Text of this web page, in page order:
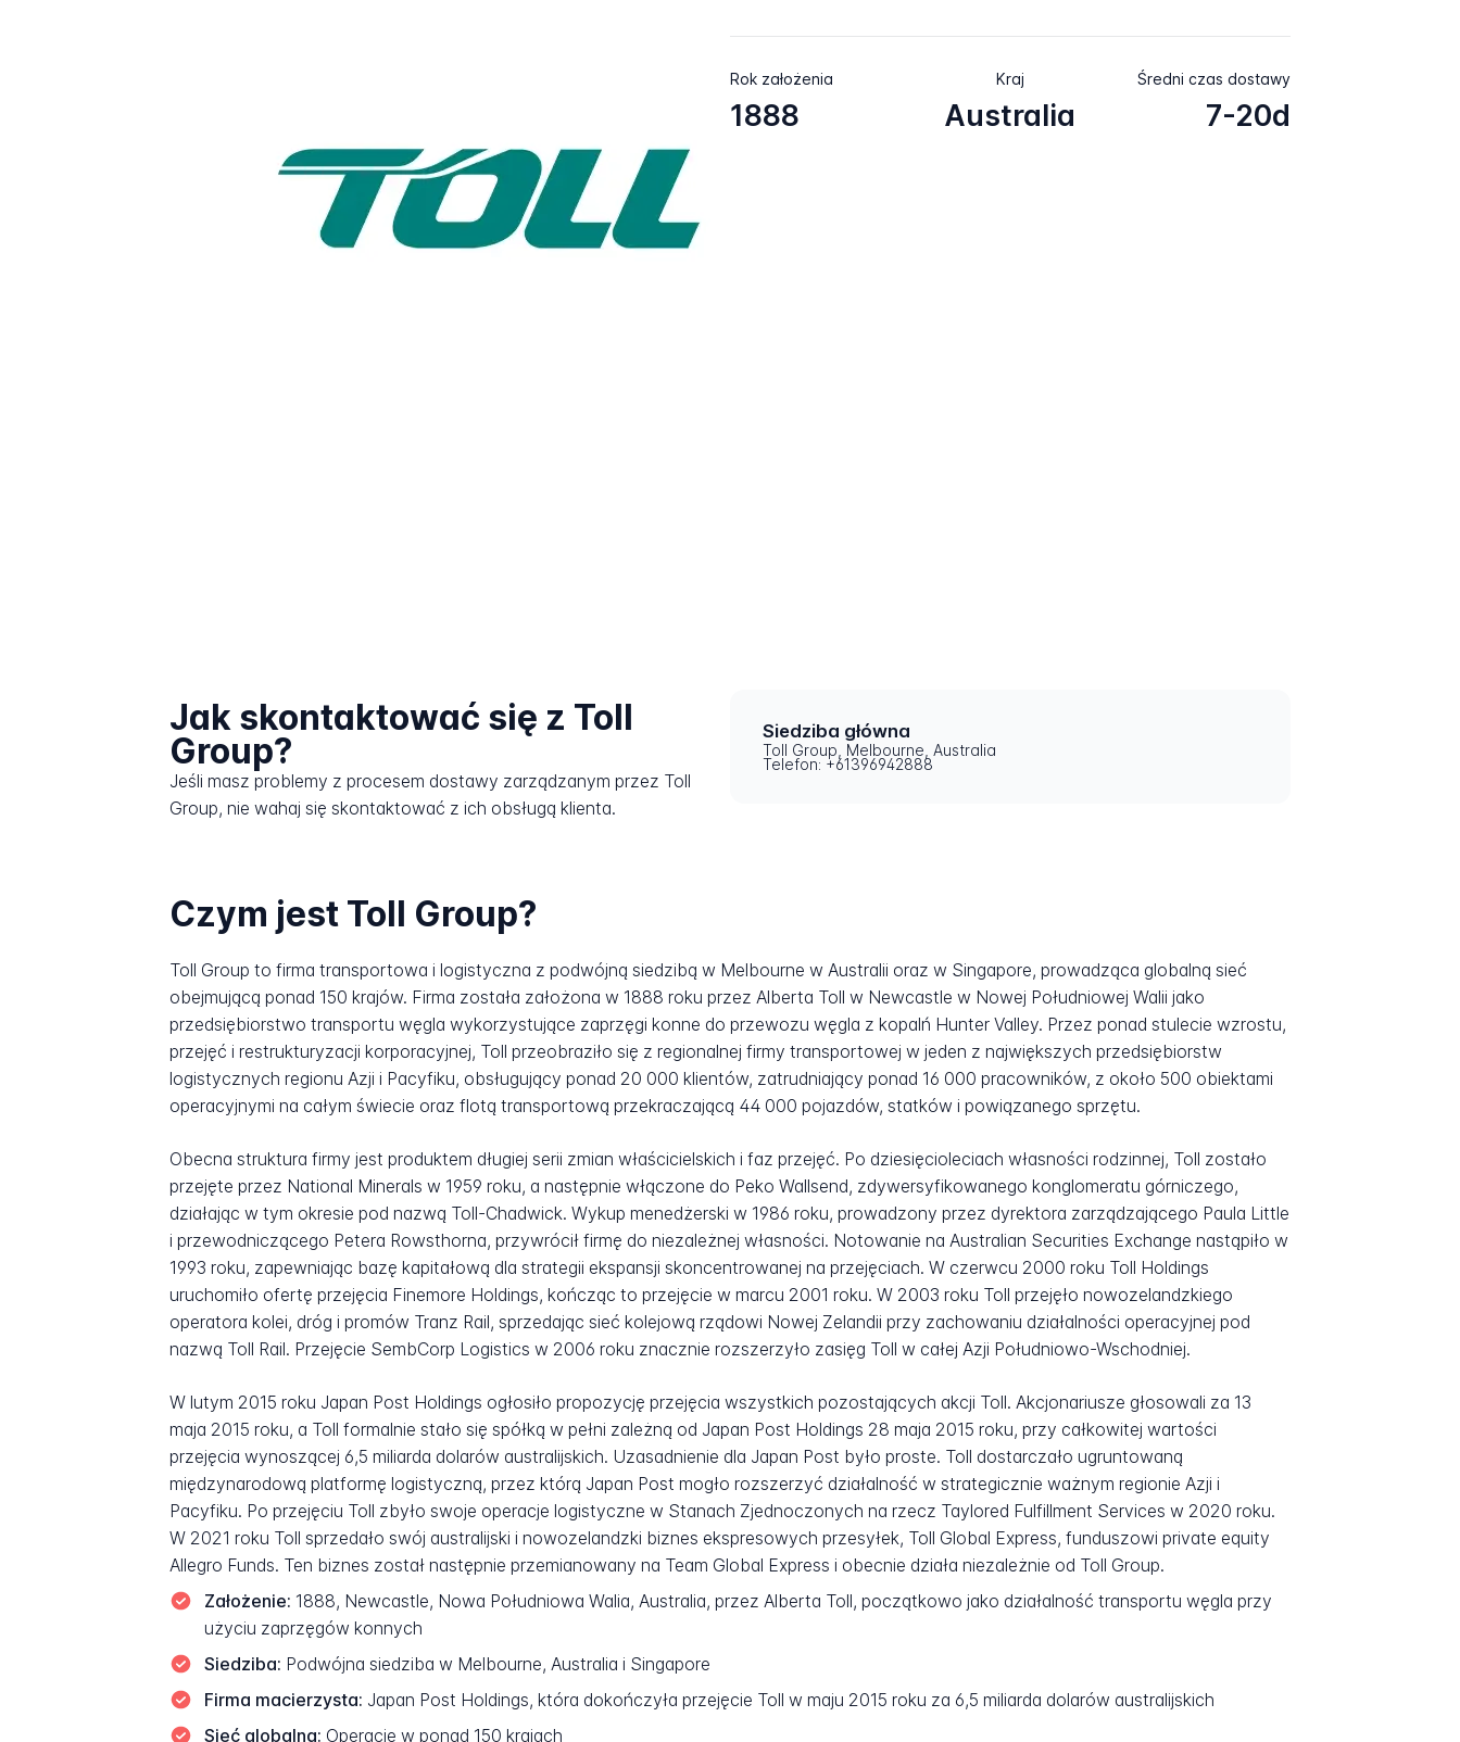
Rok założenia
1888
Kraj
Australia
Średni czas dostawy
7-20d
Jak skontaktować się z Toll
Group?
Jeśli masz problemy z procesem dostawy zarządzanym przez Toll
Group, nie wahaj się skontaktować z ich obsługą klienta.
Siedziba główna
Toll Group, Melbourne, Australia
Telefon: +61396942888
Czym jest Toll Group?
Toll Group to firma transportowa i logistyczna z podwójną siedzibą w Melbourne w Australii oraz w Singapore, prowadząca globalną sieć
obejmującą ponad 150 krajów. Firma została założona w 1888 roku przez Alberta Toll w Newcastle w Nowej Południowej Walii jako
przedsiębiorstwo transportu węgla wykorzystujące zaprzęgi konne do przewozu węgla z kopalń Hunter Valley. Przez ponad stulecie wzrostu,
przejęć i restrukturyzacji korporacyjnej, Toll przeobraziło się z regionalnej firmy transportowej w jeden z największych przedsiębiorstw
logistycznych regionu Azji i Pacyfiku, obsługujący ponad 20 000 klientów, zatrudniający ponad 16 000 pracowników, z około 500 obiektami
operacyjnymi na całym świecie oraz flotą transportową przekraczającą 44 000 pojazdów, statków i powiązanego sprzętu.
Obecna struktura firmy jest produktem długiej serii zmian właścicielskich i faz przejęć. Po dziesięcioleciach własności rodzinnej, Toll zostało
przejęte przez National Minerals w 1959 roku, a następnie włączone do Peko Wallsend, zdywersyfikowanego konglomeratu górniczego,
działając w tym okresie pod nazwą Toll-Chadwick. Wykup menedżerski w 1986 roku, prowadzony przez dyrektora zarządzającego Paula Little
i przewodniczącego Petera Rowsthorna, przywrócił firmę do niezależnej własności. Notowanie na Australian Securities Exchange nastąpiło w
1993 roku, zapewniając bazę kapitałową dla strategii ekspansji skoncentrowanej na przejęciach. W czerwcu 2000 roku Toll Holdings
uruchomiło ofertę przejęcia Finemore Holdings, kończąc to przejęcie w marcu 2001 roku. W 2003 roku Toll przejęło nowozelandzkiego
operatora kolei, dróg i promów Tranz Rail, sprzedając sieć kolejową rządowi Nowej Zelandii przy zachowaniu działalności operacyjnej pod
nazwą Toll Rail. Przejęcie SembCorp Logistics w 2006 roku znacznie rozszerzyło zasięg Toll w całej Azji Południowo-Wschodniej.
W lutym 2015 roku Japan Post Holdings ogłosiło propozycję przejęcia wszystkich pozostających akcji Toll. Akcjonariusze głosowali za 13
maja 2015 roku, a Toll formalnie stało się spółką w pełni zależną od Japan Post Holdings 28 maja 2015 roku, przy całkowitej wartości
przejęcia wynoszącej 6,5 miliarda dolarów australijskich. Uzasadnienie dla Japan Post było proste. Toll dostarczało ugruntowaną
międzynarodową platformę logistyczną, przez którą Japan Post mogło rozszerzyć działalność w strategicznie ważnym regionie Azji i
Pacyfiku. Po przejęciu Toll zbyło swoje operacje logistyczne w Stanach Zjednoczonych na rzecz Taylored Fulfillment Services w 2020 roku.
W 2021 roku Toll sprzedało swój australijski i nowozelandzki biznes ekspresowych przesyłek, Toll Global Express, funduszowi private equity
Allegro Funds. Ten biznes został następnie przemianowany na Team Global Express i obecnie działa niezależnie od Toll Group.
Założenie: 1888, Newcastle, Nowa Południowa Walia, Australia, przez Alberta Toll, początkowo jako działalność transportu węgla przy
użyciu zaprzęgów konnych
Siedziba: Podwójna siedziba w Melbourne, Australia i Singapore
Firma macierzysta: Japan Post Holdings, która dokończyła przejęcie Toll w maju 2015 roku za 6,5 miliarda dolarów australijskich
Sieć globalna: Operacje w ponad 150 krajach